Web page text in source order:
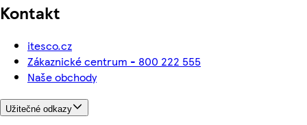
Kontakt
itesco.cz
Zákaznické centrum - 800 222 555
Naše obchody
Užitečné odkazy